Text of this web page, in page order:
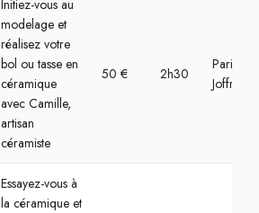
Initiez-vous au
modelage et
réalisez votre
bol ou tasse en
céramique
avec Camille,
artisan
céramiste
50 € 2h30
Paris,
Joffrin
Essayez-vous à
la céramique et